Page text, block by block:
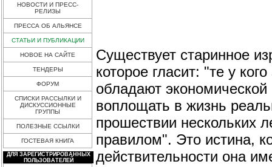
НОВОСТИ И ПРЕСС-
РЕЛИЗЫ
ПРЕССА ОБ АЛЬЯНСЕ
СТАТЬИ И ПУБЛИКАЦИИ
НОВОЕ НА САЙТЕ
ТЕНДЕРЫ
ФОРУМ
СПИСКИ РАССЫЛКИ И
ДИСКУССИОННЫЕ
ГРУППЫ
ПОЛЕЗНЫЕ ССЫЛКИ
ГОСТЕВАЯ КНИГА
ДЛЯ ЗАРЕГИСТРИРОВАННЫХ
ПОЛЬЗОВАТЕЛЕЙ
Существует старинное
которое гласит: "те у
обладают
воплощать в жизнь
прошествии нескольких
правилом". Это истина,
действительности она